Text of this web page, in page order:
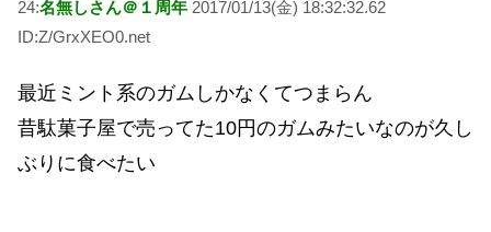
24:名無しさん＠１周年 2017/01/13(金) 18:32:32.62
ID:Z/GrxXEO0.net
最近ミント系のガムしかなくてつまらん
昔駄菓子屋で売ってた10円のガムみたいなのが久し
ぶりに食べたい